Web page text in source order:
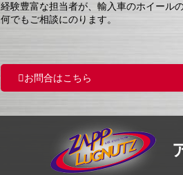
経験豊富な担当者が、輸入車のホイール
何でもご相談にのります。
お問合はこちら